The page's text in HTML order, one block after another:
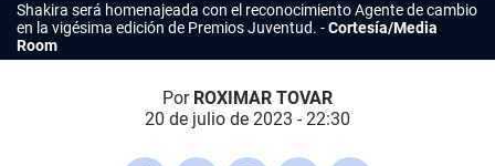
Shakira será homenajeada con el reconocimiento Agente de cambio
en la vigésima edición de Premios Juventud.
Cortesía/Media
Room
Por ROXIMAR TOVAR
20 de julio de 2023 - 22:30